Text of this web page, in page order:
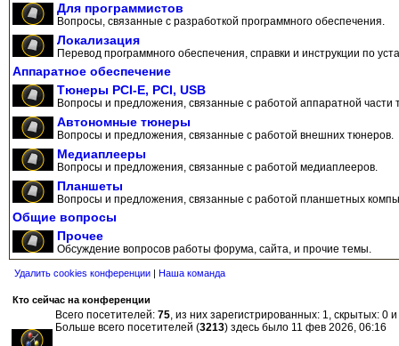
Для программистов
Вопросы, связанные с разработкой программного обеспечения.
Локализация
Перевод программного обеспечения, справки и инструкции по
Аппаратное обеспечение
Тюнеры PCI-E, PCI, USB
Вопросы и предложения, связанные с работой аппаратной части
Автономные тюнеры
Вопросы и предложения, связанные с работой внешних тюнеров.
Медиаплееры
Вопросы и предложения, связанные с работой медиаплееров.
Планшеты
Вопросы и предложения, связанные с работой планшетных
Общие вопросы
Прочее
Обсуждение вопросов работы форума, сайта, и прочие темы.
Удалить cookies конференции | Наша команда
Кто сейчас на конференции
Всего посетителей: 75, из них зарегистрированных: 1, скрытых: 0
Больше всего посетителей (3213) здесь было 11 фев 2026, 06:16